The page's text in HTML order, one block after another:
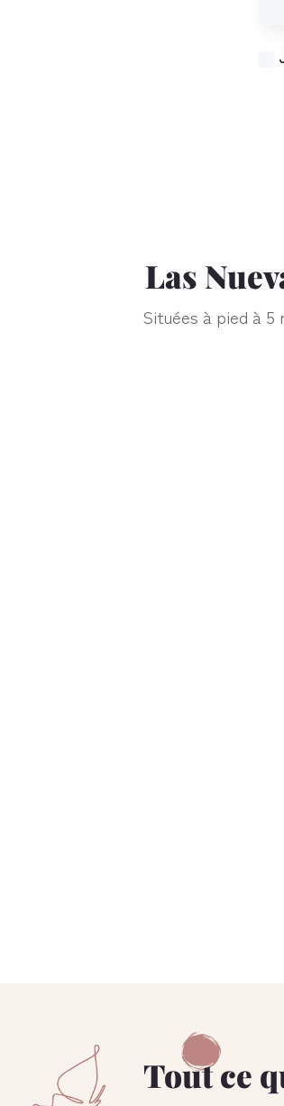
Las
Situées à pied à 5
Tout ce